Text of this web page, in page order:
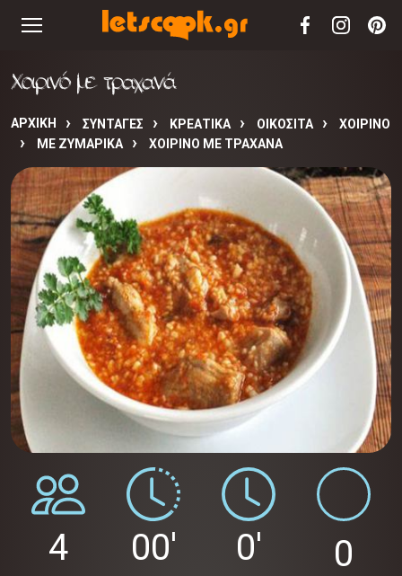
Χοιρινό με τραχανά
ΑΡΧΙΚΉ ΣΥΝΤΑΓΈΣ ΚΡΕΑΤΙΚΑ ΟΙΚΟΣΙΤΑ
ΧΟΙΡΙΝΟ
ΜΕ ΖΥΜΑΡΙΚΑ
ΧΟΙΡΙΝΌ ΜΕ ΤΡΑΧΑΝΆ
4 00' 0' 0